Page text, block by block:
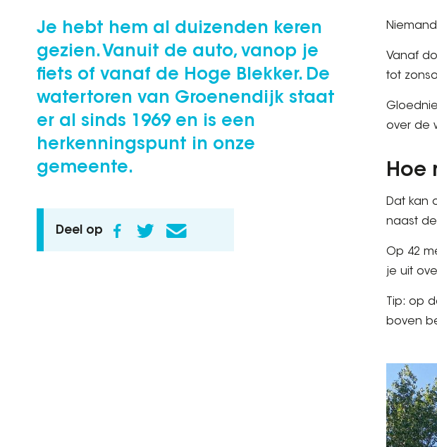
Je hebt hem al duizenden keren
gezien. Vanuit de auto, vanop je
fiets of vanaf de Hoge Blekker. De
watertoren van Groenendijk staat
er al sinds 1969 en is een
herkenningspunt in onze
gemeente.
Deel op
Vanaf
tot
over de
Hoe
Dat kan
naast
Op 42
je uit
Tip: op
boven